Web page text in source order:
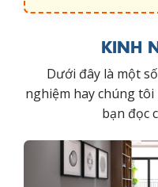
KINH
Dưới đây là một
nghiệm hay chúng
bạn đọc